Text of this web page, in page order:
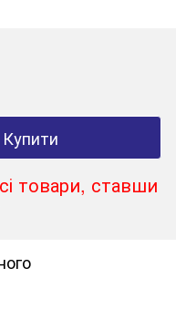
Купити
товари, ставши